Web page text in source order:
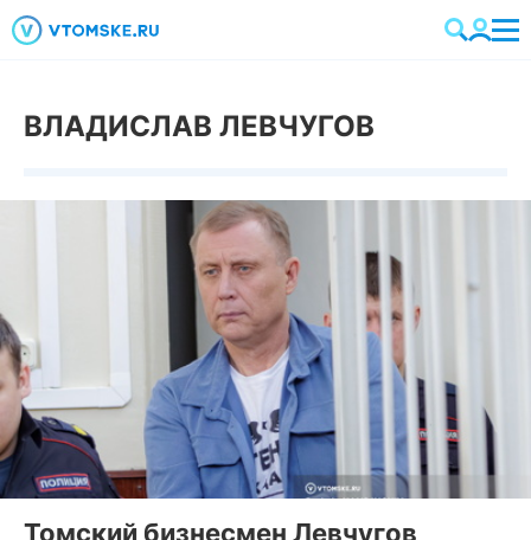
ВЛАДИСЛАВ ЛЕВЧУГОВ
Томский бизнесмен Левчугов